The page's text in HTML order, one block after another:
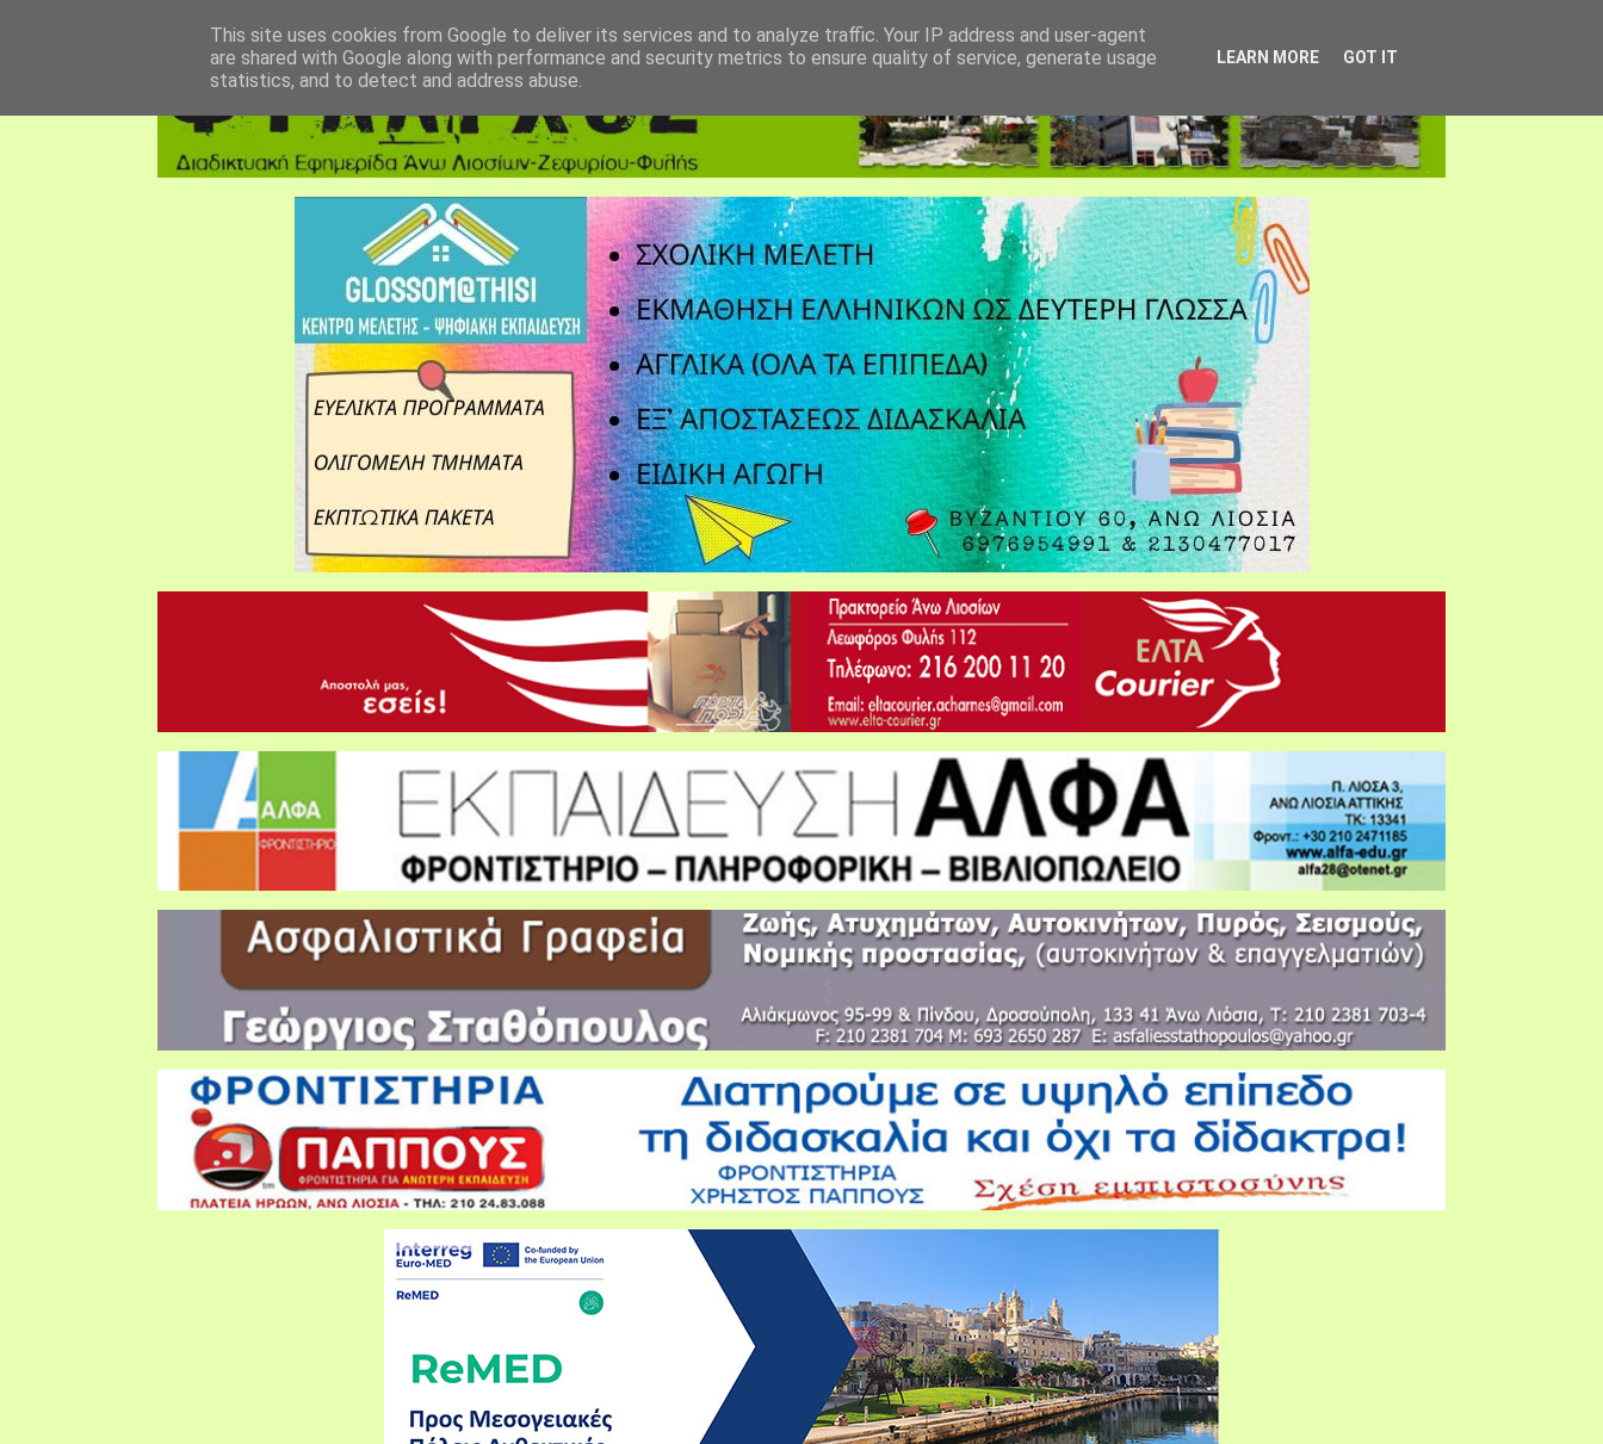
This site uses cookies from Google to deliver its services and to analyze traffic. Your IP address and user-agent
are shared with Google along with performance and security metrics to ensure quality of service, generate usage
statistics, and to detect and address abuse.
LEARN MORE GOT IT